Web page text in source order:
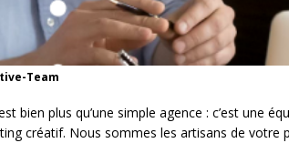
Team
bien plus qu’une simple agence : c’est une
créatif. Nous sommes les artisans de votre